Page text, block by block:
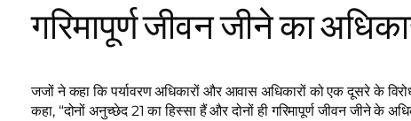
गरिमापूर्ण जीवन जीने का
जजों ने कहा कि पर्यावरण अधिकारों और आवास अधिकारों को एक दूसरे के
कहा, “दोनों अनुच्छेद 21 का हिस्सा हैं और दोनों ही गरिमापूर्ण जीवन जीने के